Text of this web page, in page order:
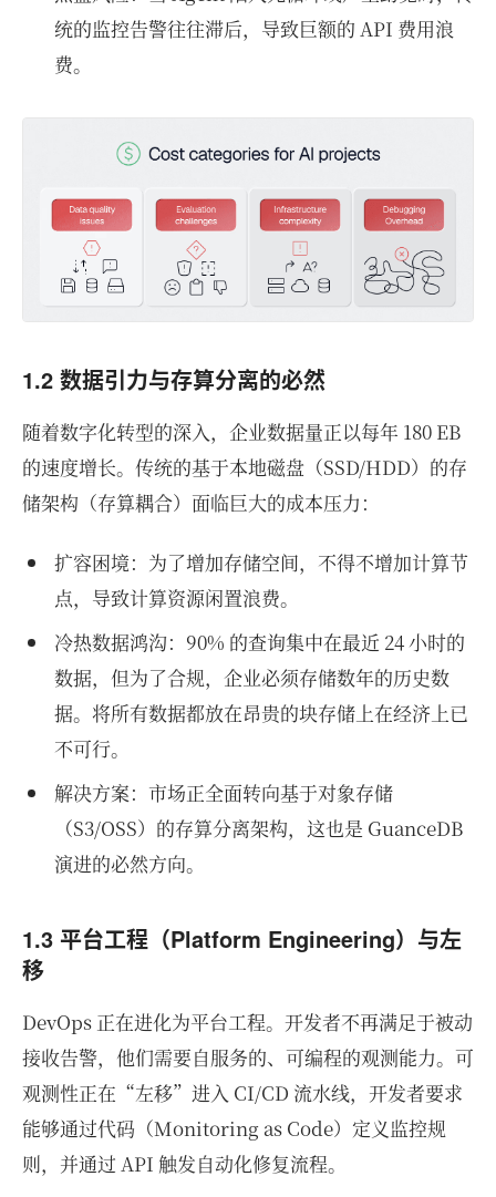
统的监控告警往往滞后，导致巨额的 API 费用浪
费。
1.2 数据引力与存算分离的必然
随着数字化转型的深入，企业数据量正以每年 180 EB
的速度增长。传统的基于本地磁盘（SSD/HDD）的存
储架构（存算耦合）面临巨大的成本压力：
扩容困境：为了增加存储空间，不得不增加计算节
点，导致计算资源闲置浪费。
冷热数据鸿沟：90% 的查询集中在最近 24 小时的
数据，但为了合规，企业必须存储数年的历史数
据。将所有数据都放在昂贵的块存储上在经济上已
不可行。
解决方案：市场正全面转向基于对象存储
（S3/OSS）的存算分离架构，这也是 GuanceDB
演进的必然方向。
1.3 平台工程（Platform Engineering）与左
移
DevOps 正在进化为平台工程。开发者不再满足于被动
接收告警，他们需要自服务的、可编程的观测能力。可
观测性正在“左移”进入 CI/CD 流水线，开发者要求
能够通过代码（Monitoring as Code）定义监控规
则，并通过 API 触发自动化修复流程。